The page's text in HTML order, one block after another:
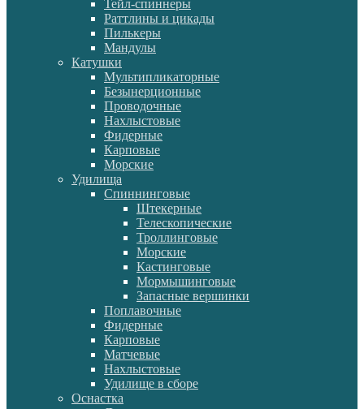
Тейл-спиннеры
Раттлины и цикады
Пилькеры
Мандулы
Катушки
Мультипликаторные
Безынерционные
Проводочные
Нахлыстовые
Фидерные
Карповые
Морские
Удилища
Спиннинговые
Штекерные
Телескопические
Троллинговые
Морские
Кастинговые
Мормышинговые
Запасные вершинки
Поплавочные
Фидерные
Карповые
Матчевые
Нахлыстовые
Удилище в сборе
Оснастка